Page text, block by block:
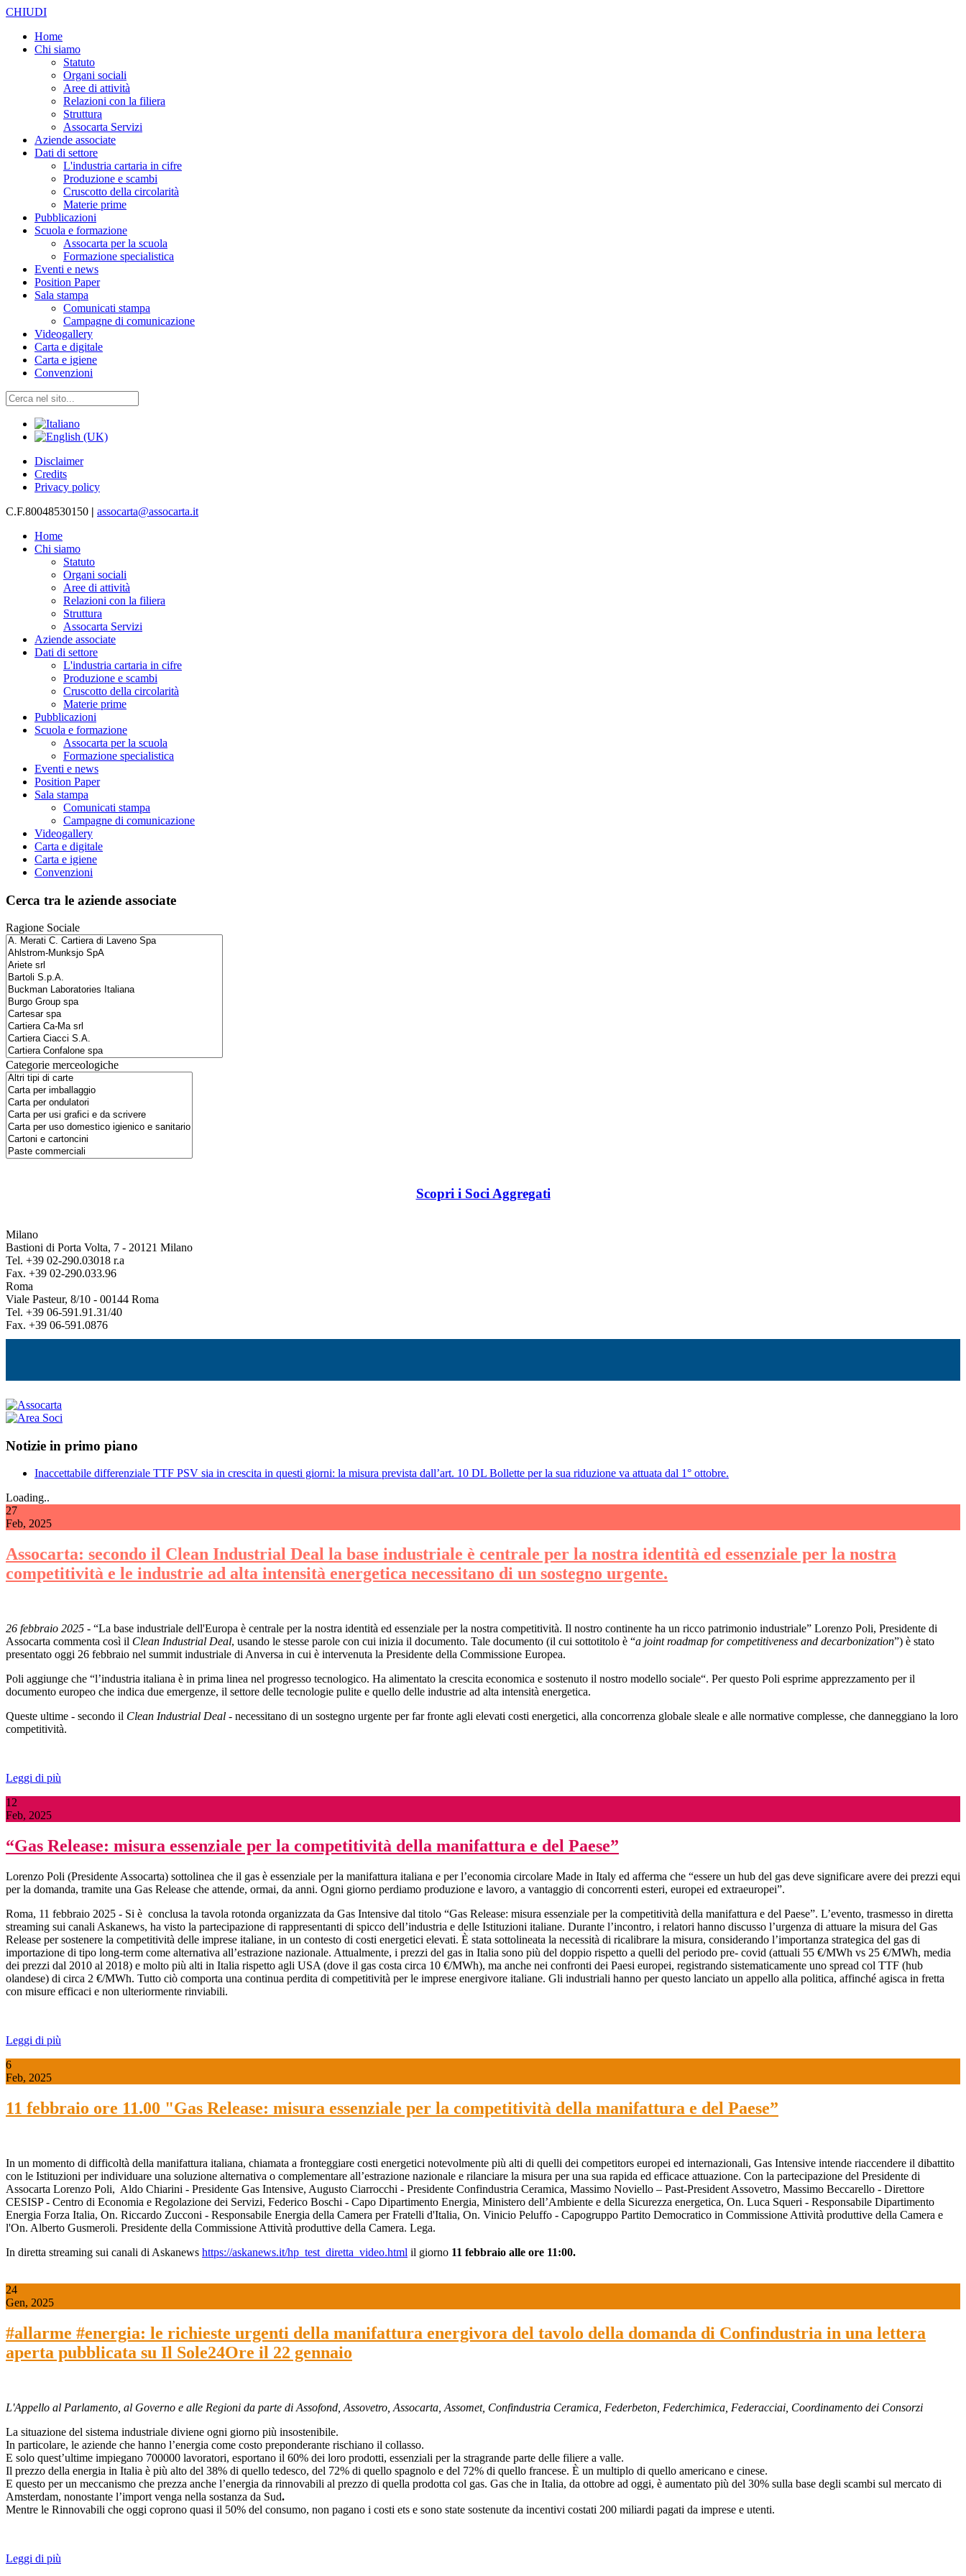
CHIUDI
Home
Chi siamo
Statuto
Organi sociali
Aree di attività
Relazioni con la filiera
Struttura
Assocarta Servizi
Aziende associate
Dati di settore
L'industria cartaria in cifre
Produzione e scambi
Cruscotto della circolarità
Materie prime
Pubblicazioni
Scuola e formazione
Assocarta per la scuola
Formazione specialistica
Eventi e news
Position Paper
Sala stampa
Comunicati stampa
Campagne di comunicazione
Videogallery
Carta e digitale
Carta e igiene
Convenzioni
Disclaimer
Credits
Privacy policy
C.F.80048530150 | assocarta@assocarta.it
Home
Chi siamo
Statuto
Organi sociali
Aree di attività
Relazioni con la filiera
Struttura
Assocarta Servizi
Aziende associate
Dati di settore
L'industria cartaria in cifre
Produzione e scambi
Cruscotto della circolarità
Materie prime
Pubblicazioni
Scuola e formazione
Assocarta per la scuola
Formazione specialistica
Eventi e news
Position Paper
Sala stampa
Comunicati stampa
Campagne di comunicazione
Videogallery
Carta e digitale
Carta e igiene
Convenzioni
Cerca tra le aziende associate
Ragione Sociale
Categorie merceologiche
Scopri i Soci Aggregati
Milano
Bastioni di Porta Volta, 7 - 20121 Milano
Tel. +39 02-290.03018 r.a
Fax. +39 02-290.033.96
Roma
Viale Pasteur, 8/10 - 00144 Roma
Tel. +39 06-591.91.31/40
Fax. +39 06-591.0876
Notizie in primo piano
Inaccettabile differenziale TTF PSV sia in crescita in questi giorni: la misura prevista dall’art. 10 DL Bollette per la sua riduzione va attuata dal 1° ottobre.
Loading..
27
Feb, 2025
Assocarta: secondo il Clean Industrial Deal la base industriale è centrale per la nostra identità ed essenziale per la nostra
competitività e le industrie ad alta intensità energetica necessitano di un sostegno urgente.
26 febbraio 2025 - “La base industriale dell'Europa è centrale per la nostra identità ed essenziale per la nostra competitività. Il nostro continente ha un ricco patrimonio industriale” Lorenzo Poli, Presidente di
Assocarta commenta così il Clean Industrial Deal, usando le stesse parole con cui inizia il documento. Tale documento (il cui sottotitolo è “a joint roadmap for competitiveness and decarbonization”) è stato
presentato oggi 26 febbraio nel summit industriale di Anversa in cui è intervenuta la Presidente della Commissione Europea.
Poli aggiunge che “l’industria italiana è in prima linea nel progresso tecnologico. Ha alimentato la crescita economica e sostenuto il nostro modello sociale“. Per questo Poli esprime apprezzamento per il
documento europeo che indica due emergenze, il settore delle tecnologie pulite e quello delle industrie ad alta intensità energetica.
Queste ultime - secondo il Clean Industrial Deal - necessitano di un sostegno urgente per far fronte agli elevati costi energetici, alla concorrenza globale sleale e alle normative complesse, che danneggiano la loro
competitività.
Leggi di più
12
Feb, 2025
“Gas Release: misura essenziale per la competitività della manifattura e del Paese”
Lorenzo Poli (Presidente Assocarta) sottolinea che il gas è essenziale per la manifattura italiana e per l’economia circolare Made in Italy ed afferma che “essere un hub del gas deve significare avere dei prezzi equi
per la domanda, tramite una Gas Release che attende, ormai, da anni. Ogni giorno perdiamo produzione e lavoro, a vantaggio di concorrenti esteri, europei ed extraeuropei”.
Roma, 11 febbraio 2025 - Si è conclusa la tavola rotonda organizzata da Gas Intensive dal titolo “Gas Release: misura essenziale per la competitività della manifattura e del Paese”. L’evento, trasmesso in diretta
streaming sui canali Askanews, ha visto la partecipazione di rappresentanti di spicco dell’industria e delle Istituzioni italiane. Durante l’incontro, i relatori hanno discusso l’urgenza di attuare la misura del Gas
Release per sostenere la competitività delle imprese italiane, in un contesto di costi energetici elevati. È stata sottolineata la necessità di ricalibrare la misura, considerando l’importanza strategica del gas di
importazione di tipo long-term come alternativa all’estrazione nazionale. Attualmente, i prezzi del gas in Italia sono più del doppio rispetto a quelli del periodo pre- covid (attuali 55 €/MWh vs 25 €/MWh, media
dei prezzi dal 2010 al 2018) e molto più alti in Italia rispetto agli USA (dove il gas costa circa 10 €/MWh), ma anche nei confronti dei Paesi europei, registrando sistematicamente uno spread col TTF (hub
olandese) di circa 2 €/MWh. Tutto ciò comporta una continua perdita di competitività per le imprese energivore italiane. Gli industriali hanno per questo lanciato un appello alla politica, affinché agisca in fretta
con misure efficaci e non ulteriormente rinviabili.
Leggi di più
6
Feb, 2025
11 febbraio ore 11.00 "Gas Release: misura essenziale per la competitività della manifattura e del Paese”
In un momento di difficoltà della manifattura italiana, chiamata a fronteggiare costi energetici notevolmente più alti di quelli dei competitors europei ed internazionali, Gas Intensive intende riaccendere il dibattito
con le Istituzioni per individuare una soluzione alternativa o complementare all’estrazione nazionale e rilanciare la misura per una sua rapida ed efficace attuazione. Con la partecipazione del Presidente di
Assocarta Lorenzo Poli, Aldo Chiarini - Presidente Gas Intensive, Augusto Ciarrocchi - Presidente Confindustria Ceramica, Massimo Noviello – Past-President Assovetro, Massimo Beccarello - Direttore
CESISP - Centro di Economia e Regolazione dei Servizi, Federico Boschi - Capo Dipartimento Energia, Ministero dell’Ambiente e della Sicurezza energetica, On. Luca Squeri - Responsabile Dipartimento
Energia Forza Italia, On. Riccardo Zucconi - Responsabile Energia della Camera per Fratelli d'Italia, On. Vinicio Peluffo - Capogruppo Partito Democratico in Commissione Attività produttive della Camera e
l'On. Alberto Gusmeroli. Presidente della Commissione Attività produttive della Camera. Lega.
In diretta streaming sui canali di Askanews https://askanews.it/hp_test_diretta_video.html il giorno 11 febbraio alle ore 11:00.
24
Gen, 2025
#allarme #energia: le richieste urgenti della manifattura energivora del tavolo della domanda di Confindustria in una lettera
aperta pubblicata su Il Sole24Ore il 22 gennaio
L'Appello al Parlamento, al Governo e alle Regioni da parte di Assofond, Assovetro, Assocarta, Assomet, Confindustria Ceramica, Federbeton, Federchimica, Federacciai, Coordinamento dei Consorzi
La situazione del sistema industriale diviene ogni giorno più insostenibile.
In particolare, le aziende che hanno l’energia come costo preponderante rischiano il collasso.
E solo quest’ultime impiegano 700000 lavoratori, esportano il 60% dei loro prodotti, essenziali per la stragrande parte delle filiere a valle.
Il prezzo della energia in Italia è più alto del 38% di quello tedesco, del 72% di quello spagnolo e del 72% di quello francese. È un multiplo di quello americano e cinese.
E questo per un meccanismo che prezza anche l’energia da rinnovabili al prezzo di quella prodotta col gas. Gas che in Italia, da ottobre ad oggi, è aumentato più del 30% sulla base degli scambi sul mercato di
Amsterdam, nonostante l’import venga nella sostanza da Sud.
Mentre le Rinnovabili che oggi coprono quasi il 50% del consumo, non pagano i costi ets e sono state sostenute da incentivi costati 200 miliardi pagati da imprese e utenti.
Leggi di più